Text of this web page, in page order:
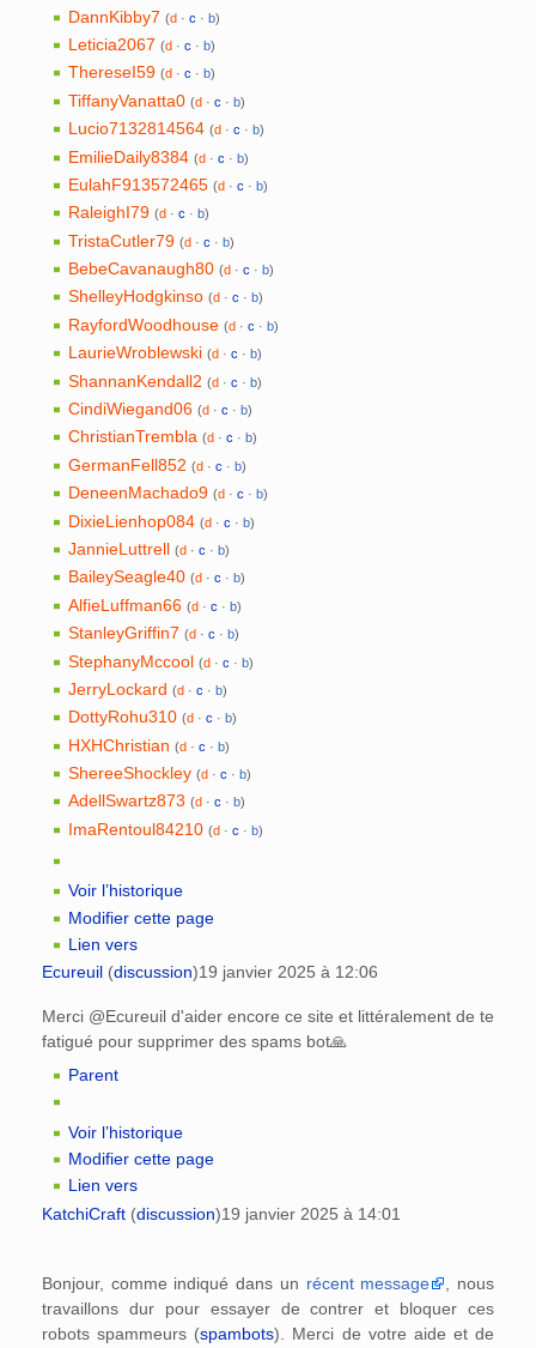
DannKibby7 (d ·c ·b)
Leticia2067 (d ·c ·b)
ThereseI59 (d ·c · b)
TiffanyVanatta0 (d ·c ·b)
Lucio7132814564 (d ·c ·b)
EmilieDaily8384 (d ·c ·b)
EulahF913572465 (d ·c ·b)
RaleighI79 (d ·c · b)
TristaCutler79 (d ·c ·b)
BebeCavanaugh80 (d ·c ·b)
ShelleyHodgkinso (d ·c · b)
RayfordWoodhouse (d ·c ·b)
LaurieWroblewski (d ·c · b)
ShannanKendall2 (d ·c ·b)
CindiWiegand06 (d ·c ·b)
ChristianTrembla (d ·c · b)
GermanFell852 (d ·c ·b)
DeneenMachado9‎ (d ·c ·b)
DixieLienhop084 (d ·c ·b)
JannieLuttrell (d ·c ·b)
BaileySeagle40 (d ·c · b)
AlfieLuffman66 (d ·c ·b)
StanleyGriffin7 (d ·c ·b)
StephanyMccool (d ·c ·b)
JerryLockard (d ·c ·b)
DottyRohu310 (d ·c · b)
HXHChristian (d ·c ·b)
ShereeShockley (d ·c ·b)
AdellSwartz873 (d ·c · b)
ImaRentoul84210 (d ·c ·b)
Voir l’historique
Modifier cette page
Lien vers
Ecureuil (discussion)19 janvier 2025 à 12:06
Merci @Ecureuil d'aider encore ce site et littéralement de te
fatigué pour supprimer des spams bot🙏
Parent
Voir l’historique
Modifier cette page
Lien vers
KatchiCraft (discussion)19 janvier 2025 à 14:01
Bonjour, comme indiqué dans un récent message
, nous
travaillons dur pour essayer de contrer et bloquer ces
robots spammeurs (spambots). Merci de votre aide et de